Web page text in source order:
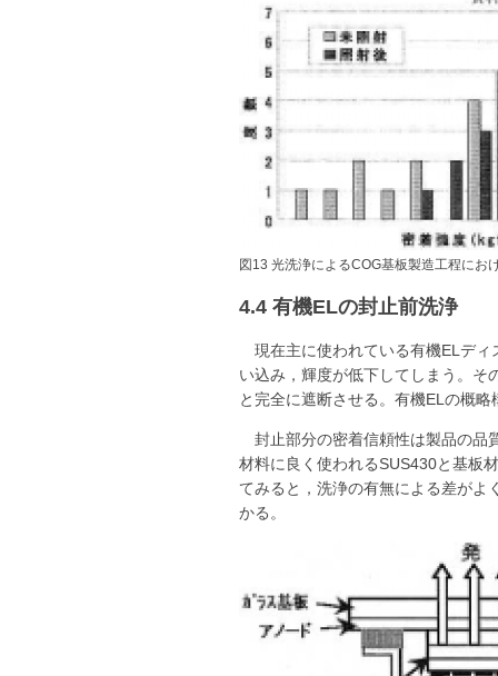
図13 光洗浄によるCOG基板製造工程にお
4.4 有機ELの封止前洗浄
現在主に使われている有機ELデ
い込み，輝度が低下してしまう。そ
と完全に遮断させる。有機ELの概略
封止部分の密着信頼性は製品の品
材料に良く使われるSUS430と基板
てみると，洗浄の有無による差がよ
かる。